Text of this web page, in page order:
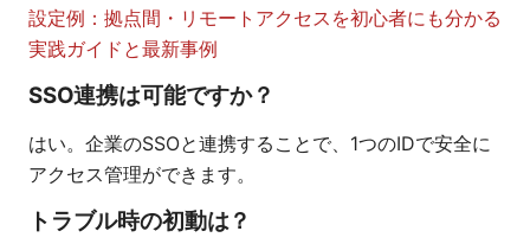
設定例：拠点間・リモートアクセスを初心者にも分かる
実践ガイドと最新事例
SSO連携は可能ですか？
はい。企業のSSOと連携することで、1つのIDで安全に
アクセス管理ができます。
トラブル時の初動は？